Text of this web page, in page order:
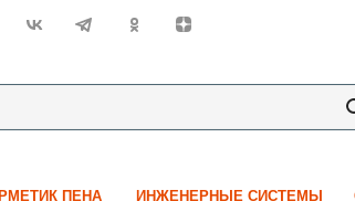
ПЕНА ИНЖЕНЕРНЫЕ СИСТЕМЫ